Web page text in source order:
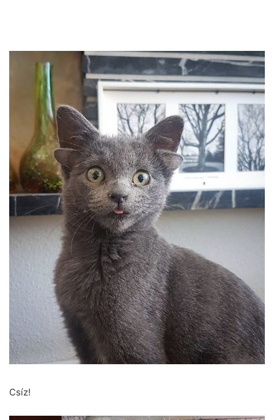
Csíz!